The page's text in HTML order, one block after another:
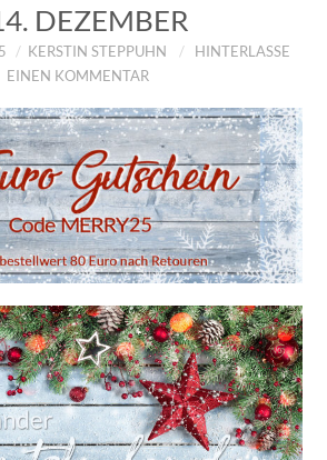
DEZEMBER
KERSTIN STEPPUHN
HINTERLASSE
EINEN KOMMENTAR